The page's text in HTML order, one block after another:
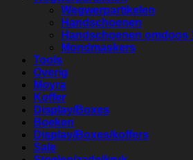
Wegwerpartikelen
Handschoenen
Handschoenen omdoos
Mondmaskers
Tools
Overig
Moyra
Koffer
Display/Boxes
Boeken
Display/Boxes/koffers
Sale